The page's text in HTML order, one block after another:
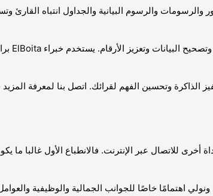
والرسوم البيانية والجداول انتباه
للاتصال عبر الإنترنت. فالانطباع الأول غالبا
اهتمامًا خاصًا للجوانب الجمالية والوظيفية